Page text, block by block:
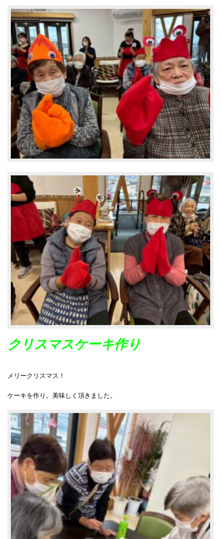
クリスマスケーキ作り
メリークリスマス！
ケーキを作り。美味しく頂きました。